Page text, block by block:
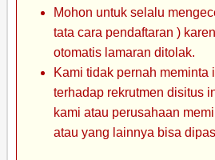
Mohon untuk selalu
tata cara pendaftaran )
otomatis lamaran ditolak.
Kami tidak pernah
terhadap rekrutmen disitus
kami atau perusahaan
atau yang lainnya bisa